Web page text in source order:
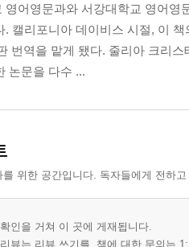
영어영문과와 서강대학교 영어
. 캘리포니아 데이비스 시절, 이
번역을 맡게 됐다. 줄리아 크리
논문을 다수 ...
위한 공간입니다. 독자들에게 전하
인을 거쳐 이 곳에 게재됩니다.
뷰는 리뷰 쓰기를, 책에 대한 문의는